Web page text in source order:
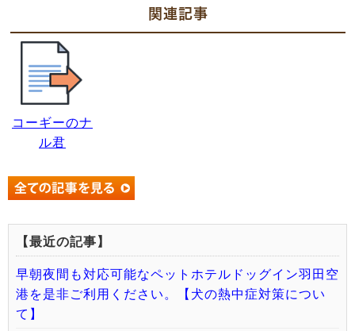
関連記事
コーギーのナ
ル君
【最近の記事】
早朝夜間も対応可能なペットホテルドッグイン羽田空
港を是非ご利用ください。【犬の熱中症対策につい
て】